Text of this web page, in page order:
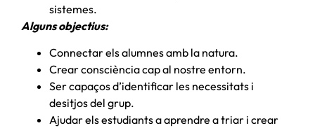
sistemes.
Alguns objectius:
Connectar els alumnes amb la natura.
Crear consciència cap al nostre entorn.
Ser capaços d’identificar les necessitats i
desitjos del grup.
Ajudar els estudiants a aprendre a triar i crear